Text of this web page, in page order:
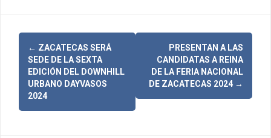
N
e
← ZACATECAS SERÁ
SEDE DE LA SEXTA
EDICIÓN DEL DOWNHILL
URBANO DAYVASOS
2024
PRESENTAN A LAS
CANDIDATAS A REINA
DE LA FERIA NACIONAL
DE ZACATECAS 2024 →